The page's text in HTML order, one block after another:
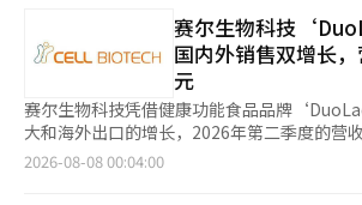
然而，持续三年的经营权争夺、法人卡疑云
讼等问题交织在一起，业界对业绩改善能否
示担忧。市场普遍认为，10月的违约金诉讼
营权争夺的又一个分水岭。 韩美集团相关人士表示：“韩美科学
和韩美制药已经建立了稳固的专业管理体系，
新最高业绩。”他强调，经营权争端与业务发
务正在稳定增长。他补充道：“如果在组织运
0.01%。※ 本报道经人工智能（AI）系统翻
资和机构分别净卖出2540亿韩元和1030亿
3406亿韩元，吸纳了抛售的股票。 Kosdaq市值前列的股票走势也
各异。阿尔特基因（3.29%）、生态科技（
B（4.39%）、HLB（5.97%）、ABL生物（
（2.13%）等均上涨。相反，彩虹机器人（-
（-4.20%）、利诺工业（-1.79%）、元益
跌。※ 本报道经人工智能（AI）系统翻译与编
证，享受一定的优惠政策。 业界普遍担忧，此举将直接压迫中小
型制药公司的盈利能力，并对依赖销售代理
担。尤其是仿制药为主的盈利结构一旦受到冲
也将迅速下降。为了扩大规模而增加产品数
瓶颈，此次药价下调预计将成为行业整体结构
此同时，信息披露监管的加强使市场冲击加剧
革制药与生物科技公司的信息披露体系，要求
床试验成功概率、审批风险、开发周期和成本
赛尔生物科技
国内外销售双增长
元
赛尔生物科技凭借健康功能食品品牌
大和海外出口的增长，2026年第二季度的营
增加。 赛尔生物科技于7日公布，2026年第二季度的初步营收为
2026-08-08 00:04:00